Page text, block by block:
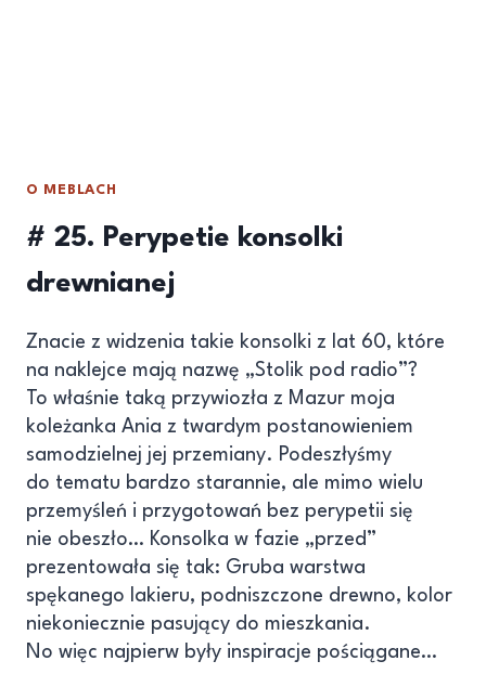
O MEBLACH
# 25. Perypetie konsolki
drewnianej
Znacie z widzenia takie konsolki z lat 60, które
na naklejce mają nazwę „Stolik pod radio”?
To właśnie taką przywiozła z Mazur moja
koleżanka Ania z twardym postanowieniem
samodzielnej jej przemiany. Podeszłyśmy
do tematu bardzo starannie, ale mimo wielu
przemyśleń i przygotowań bez perypetii się
nie obeszło… Konsolka w fazie „przed”
prezentowała się tak: Gruba warstwa
spękanego lakieru, podniszczone drewno, kolor
niekoniecznie pasujący do mieszkania.
No więc najpierw były inspiracje pościągane…